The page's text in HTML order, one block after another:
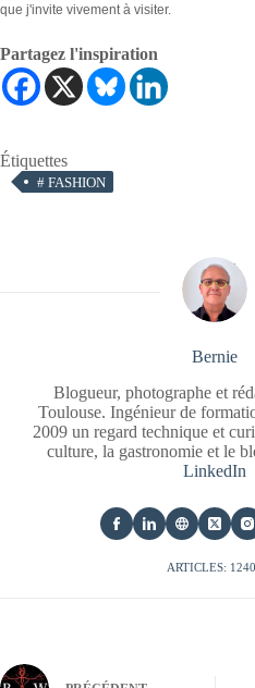
que j'invite vivement à visiter.
Partagez l'inspiration
Étiquettes
# FASHION
Bernie
Blogueur, photographe et
Toulouse. Ingénieur de
2009 un regard technique et
culture, la gastronomie et le
LinkedIn
ARTICLES: